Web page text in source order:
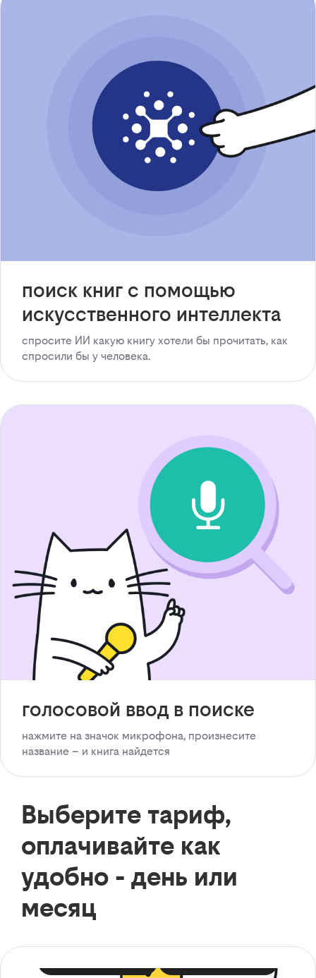
поиск книг с помощью
искусственного интеллекта
спросите ИИ какую книгу хотели бы прочитать, как
спросили бы у человека.
голосовой ввод в поиске
нажмите на значок микрофона, произнесите
название – и книга найдется
Выберите тариф,
оплачивайте как
удобно - день или
месяц